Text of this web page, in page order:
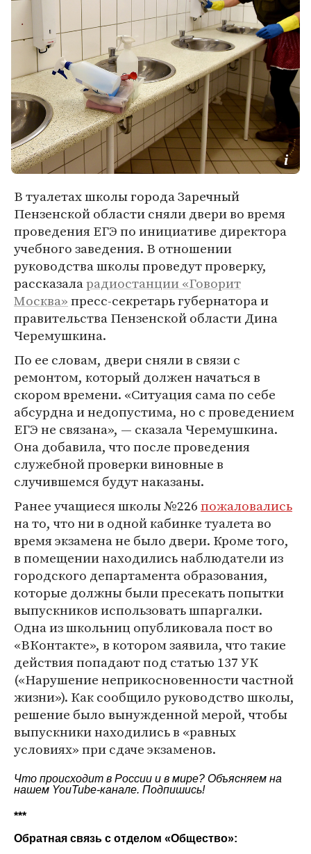
В туалетах школы города Заречный
Пензенской области сняли двери во время
проведения ЕГЭ по инициативе директора
учебного заведения. В отношении
руководства школы проведут проверку,
рассказаларадиостанции «Говорит
Москва»пресс-секретарь губернатора и
правительства Пензенской области Дина
Черемушкина.
По ее словам, двери сняли в связи с
ремонтом, который должен начаться в
скором времени. «Ситуация сама по себе
абсурдна и недопустима, но с проведением
ЕГЭ не связана», — сказала Черемушкина.
Она добавила, что после проведения
служебной проверки виновные в
случившемся будут наказаны.
Ранее учащиеся школы №226пожаловались
на то, что ни в одной кабинке туалета во
время экзамена не было двери. Кроме того,
в помещении находились наблюдатели из
городского департамента образования,
которые должны были пресекать попытки
выпускников использовать шпаргалки.
Одна из школьниц опубликовала пост во
«ВКонтакте», в котором заявила, что такие
действия попадают под статью 137 УК
(«Нарушение неприкосновенности частной
жизни»). Как сообщило руководство школы,
решение было вынужденной мерой, чтобы
выпускники находились в «равных
условиях» при сдаче экзаменов.
Что происходит в России и в мире? Объясняем на
нашем YouTube-канале. Подпишись!
***
Обратная связь с отделом «Общество»: